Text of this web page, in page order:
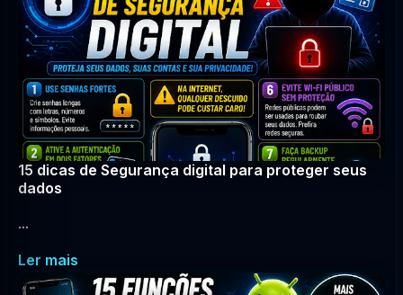
15 dicas de Segurança digital para proteger seus
dados
...
Ler mais